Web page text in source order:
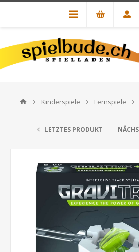
Kinderspiele Lernspiele
LETZTES PRODUKT